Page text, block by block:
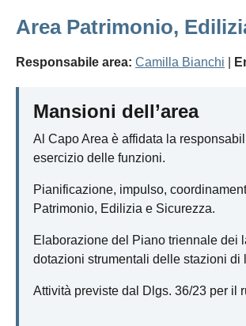
Area Patrimonio,
Responsabile area: Camilla Bianchi
Mansioni dell’area
Al Capo Area è affidata la
esercizio delle funzioni.
Pianificazione, impulso,
Patrimonio, Edilizia e Sicurezza.
Elaborazione del Piano triennale dei
dotazioni strumentali delle stazioni di
Attività previste dal Dlgs. 36/23 per il